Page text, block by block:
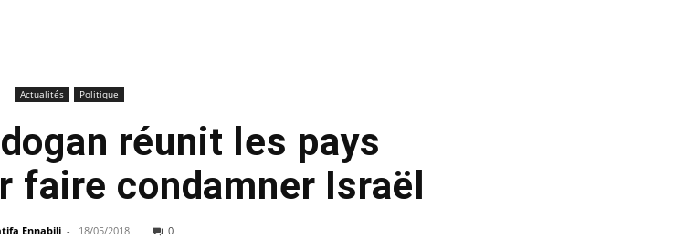
Actualités Politique
réunit les pays
faire condamner Israël
Ennabili - 18/05/2018 0